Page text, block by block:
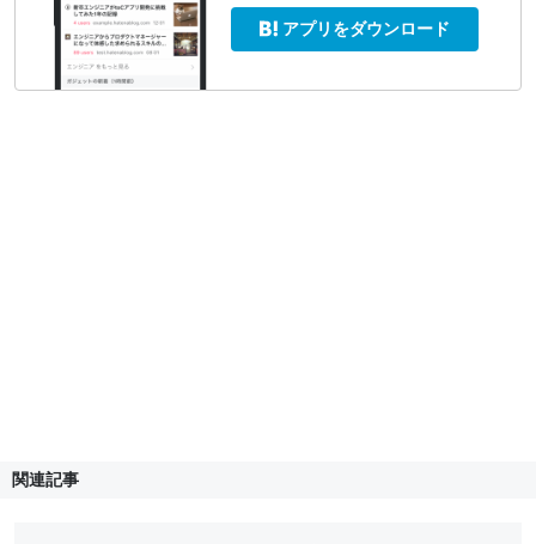
アプリをダウンロード
関連記事